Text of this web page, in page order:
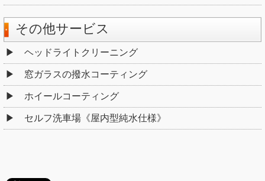
その他サービス
ヘッドライトクリーニング
窓ガラスの撥水コーティング
ホイールコーティング
セルフ洗車場《屋内型純水仕様》